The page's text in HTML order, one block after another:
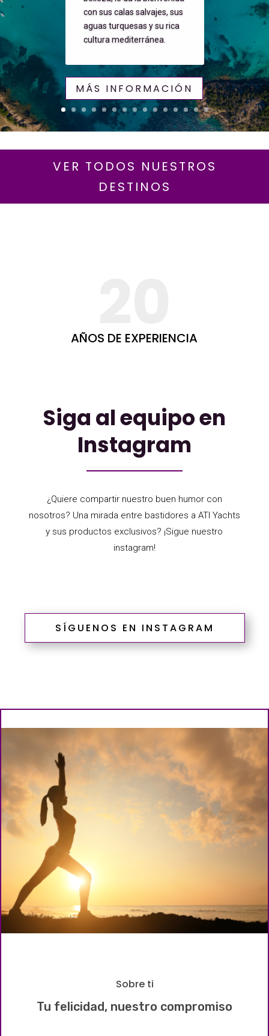
con sus calas salvajes, sus
aguas turquesas y su rica
cultura mediterránea.
MÁS INFORMACIÓN
VER TODOS NUESTROS
DESTINOS
AÑOS DE EXPERIENCIA
Siga al equipo en
Instagram
¿Quiere compartir nuestro buen humor con
nosotros? Una mirada entre bastidores a ATI Yachts
y sus productos exclusivos? ¡Sigue nuestro
instagram!
SÍGUENOS EN INSTAGRAM
Sobre ti
Tu felicidad, nuestro compromiso